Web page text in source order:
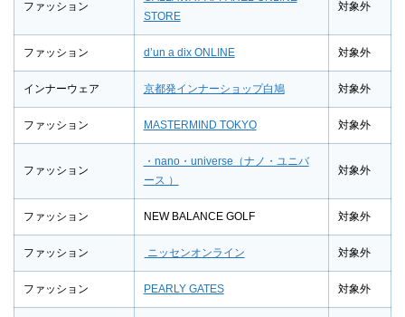
ファッション
STORE
対象外
ファッション d’un a dix ONLINE 対象外
インナーウェア 京都発インナーショップ白鳩 対象外
ファッション MASTERMIND TOKYO 対象外
ファッション
・nano・universe（ナノ・ユニバ
ース ）
対象外
ファッション NEW BALANCE GOLF 対象外
ファッション ニッセンオンライン 対象外
ファッション PEARLY GATES 対象外